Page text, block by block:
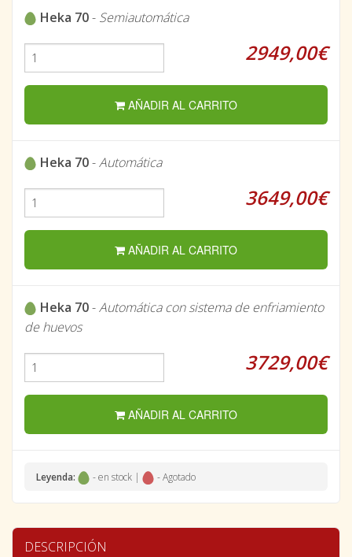
Heka 70- Semiautomática
2949,00€
AÑADIR AL CARRITO
Heka 70-Automática
3649,00€
AÑADIR AL CARRITO
Heka 70-Automática con sistema de enfriamiento
de huevos
3729,00€
AÑADIR AL CARRITO
Leyenda: - en stock | - Agotado
DESCRIPCIÓN